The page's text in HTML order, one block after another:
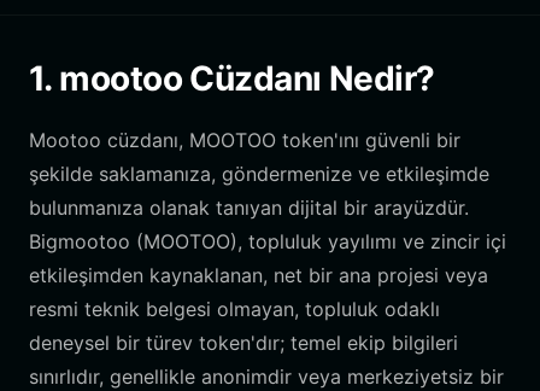
1. mootoo Cüzdanı Nedir?
Mootoo cüzdanı, MOOTOO token'ını güvenli bir
şekilde saklamanıza, göndermenize ve etkileşimde
bulunmanıza olanak tanıyan dijital bir arayüzdür.
Bigmootoo (MOOTOO), topluluk yayılımı ve zincir içi
etkileşimden kaynaklanan, net bir ana projesi veya
resmi teknik belgesi olmayan, topluluk odaklı
deneysel bir türev token'dır; temel ekip bilgileri
sınırlıdır, genellikle anonimdir veya merkeziyetsiz bir